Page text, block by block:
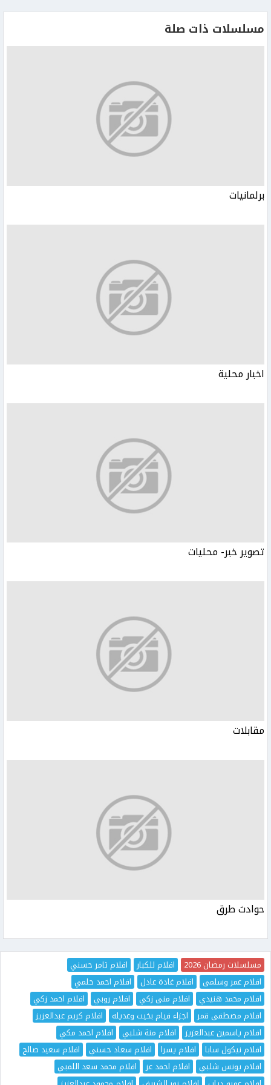
مسلسلات ذات صلة
برلمانيات
اخبار محلية
تصوير خبر- محليات
مقابلات
حوادث طرق
مسلسلات رمضان 2026 افلام للكبار
افلام تامر حسني
افلام عمر وسلمى
افلام غادة عادل
افلام احمد حلمي
افلام محمد هنيدي
افلام منى زكي افلام روبي
افلام احمد زكي
افلام مصطفى قمر
اجزاء فيام بخيت وعديله
افلام كريم عبدالعزيز
افلام ياسمين عبدالعزيز
افلام منة شلبي
افلام احمد مكي
افلام نيكول سابا
افلام يسرا افلام سعاد حسني
افلام سعيد صالح
افلام يونس شلبي
افلام احمد عز
افلام محمد سعد اللمبي